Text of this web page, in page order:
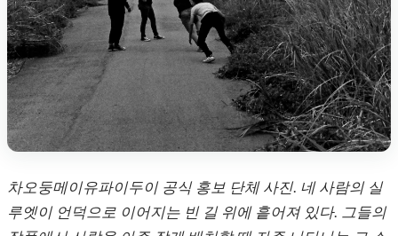
차오둥메이유파이두이 공식 홍보 단체 사진. 네 사람의 실
루엣이 언덕으로 이어지는 빈 길 위에 흩어져 있다. 그들의